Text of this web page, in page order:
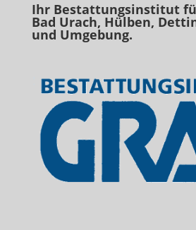
Ihr Bestattungsinstitut
Bad Urach, Hülben,
und Umgebung.